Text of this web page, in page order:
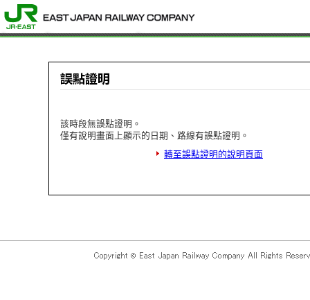
該時段無誤點證明。
僅有說明畫面上顯示的日期、路線有誤點證明。
轉至誤點證明的說明頁面